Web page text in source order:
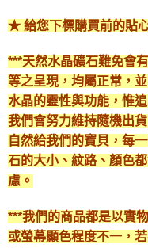
★ 給您下標購買前的貼
***天然水晶礦石難免會
等之呈現，均屬正常，
水晶的靈性與功能，惟
我們會努力維持隨機出
自然給我們的寶貝，每
石的大小、紋路、顏色
慮。
***我們的商品都是以實
或螢幕顯色程度不一，